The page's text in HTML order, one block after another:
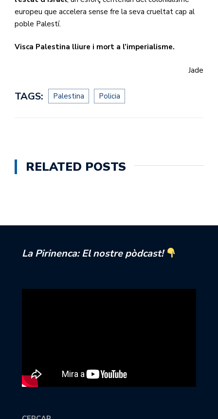
europeu que accelera sense fre la seva crueltat cap al
poble Palestí.
Visca Palestina lliure i mort a l’imperialisme.
Jade
TAGS: Palestina Policia
RELATED POSTS
La Pirinenca: El nostre pòdcast!